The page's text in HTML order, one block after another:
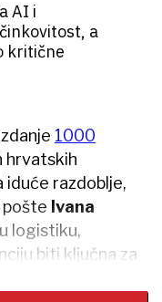
AI i
a
kritične
1000
hrvatskih
iduće razdoblje,
pošte Ivana
logistiku,
biti ključna za